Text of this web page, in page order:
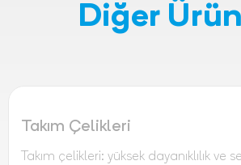
Diğer
Takım Çelikleri
Takım çelikleri: yüksek dayanıklılık ve